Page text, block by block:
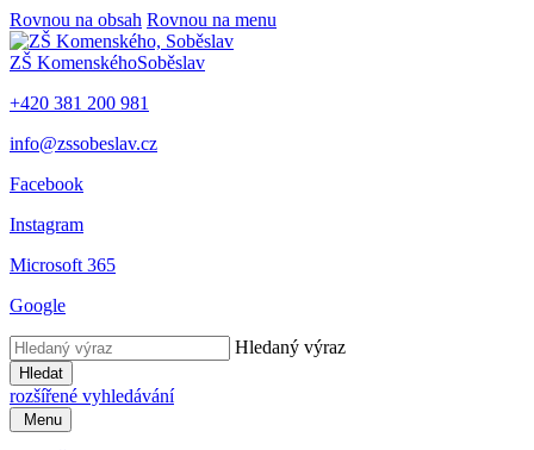
Rovnou na obsah Rovnou na menu
ZŠ KomenskéhoSoběslav
+420 381 200 981
info@zssobeslav.cz
Facebook
Instagram
Microsoft 365
Google
Hledaný výraz
Hledat
rozšířené vyhledávání
Menu